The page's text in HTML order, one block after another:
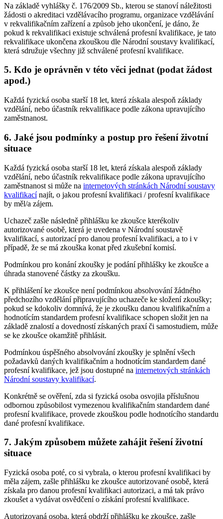
Na základě vyhlášky č. 176/2009 Sb., kterou se stanoví náležitosti
žádosti o akreditaci vzdělávacího programu, organizace vzdělávání
v rekvalifikačním zařízení a způsob jeho ukončení, je dáno, že
pokud k rekvalifikaci existuje schválená profesní kvalifikace, je tato
rekvalifikace ukončena zkouškou dle Národní soustavy kvalifikací,
která sdružuje všechny již schválené profesní kvalifikace.
5. Kdo je oprávněn v této věci jednat (podat žádost
apod.)
Každá fyzická osoba starší 18 let, která získala alespoň základy
vzdělání, nebo účastník rekvalifikace podle zákona upravujícího
zaměstnanost.
6. Jaké jsou podmínky a postup pro řešení životní
situace
Každá fyzická osoba starší 18 let, která získala alespoň základy
vzdělání, nebo účastník rekvalifikace podle zákona upravujícího
zaměstnanost si může na internetových stránkách Národní soustavy
kvalifikacínajít, o jakou profesní kvalifikaci / profesní kvalifikace
by měl/a zájem.
Uchazeč zašle následně přihlášku ke zkoušce kterékoliv
autorizované osobě, která je uvedena v Národní soustavě
kvalifikací, s autorizací pro danou profesní kvalifikaci, a to i v
případě, že se má zkouška konat před zkušební komisí.
Podmínkou pro konání zkoušky je podání přihlášky ke zkoušce a
úhrada stanovené částky za zkoušku.
K přihlášení ke zkoušce není podmínkou absolvování žádného
předchozího vzdělání připravujícího uchazeče ke složení zkoušky;
pokud se kdokoliv domnívá, že je zkoušku danou kvalifikačním a
hodnotícím standardem profesní kvalifikace schopen složit jen na
základě znalostí a dovedností získaných praxí či samostudiem, může
se ke zkoušce okamžitě přihlásit.
Podmínkou úspěšného absolvování zkoušky je splnění všech
požadavků daných kvalifikačním a hodnotícím standardem dané
profesní kvalifikace, jež jsou dostupné na internetových stránkách
Národní soustavy kvalifikací.
Konkrétně se ověření, zda si fyzická osoba osvojila příslušnou
odbornou způsobilost vymezenou kvalifikačním standardem dané
profesní kvalifikace, provede zkouškou podle hodnotícího standardu
dané profesní kvalifikace.
7. Jakým způsobem můžete zahájit řešení životní
situace
Fyzická osoba poté, co si vybrala, o kterou profesní kvalifikaci by
měla zájem, zašle přihlášku ke zkoušce autorizované osobě, která
získala pro danou profesní kvalifikaci autorizaci, a má tak právo
zkoušet a vydávat osvědčení o získání profesní kvalifikace.
Autorizovaná osoba, která obdrží přihlášku ke zkoušce, zašle